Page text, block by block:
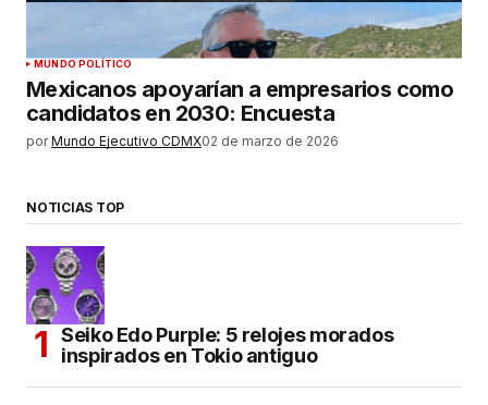
MUNDO POLÍTICO
Mexicanos apoyarían a empresarios como
candidatos en 2030: Encuesta
por Mundo Ejecutivo CDMX02 de marzo de 2026
NOTICIAS TOP
Seiko Edo Purple: 5 relojes morados
inspirados en Tokio antiguo